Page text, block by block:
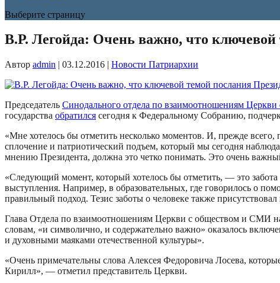
Выберите страницу
В.Р. Легойда: Очень важно, что ключевой
Автор admin | 03.12.2016 | Новости Патриархии
Председатель Синодального отдела по взаимоотношениям
государства обратился сегодня к Федеральному Собранию,
«Мне хотелось бы отметить несколько моментов. И, прежде всего,
сплочение и патриотический подъем, который мы сегодня
мнению Президента, должна это четко понимать. Это очень
«Следующий момент, который хотелось бы отметить, — это забота
выступления. Например, в образовательных, где говорилось о
правильный подход. Тезис заботы о человеке также
Глава Отдела по взаимоотношениям Церкви с обществом и СМИ
словам, «и символично, и содержательно важно» оказалось
и духовными маяками отечественной культуры».
«Очень примечательны слова Алексея Федоровича Лосева,
Кирилл», — отметил представитель Церкви.